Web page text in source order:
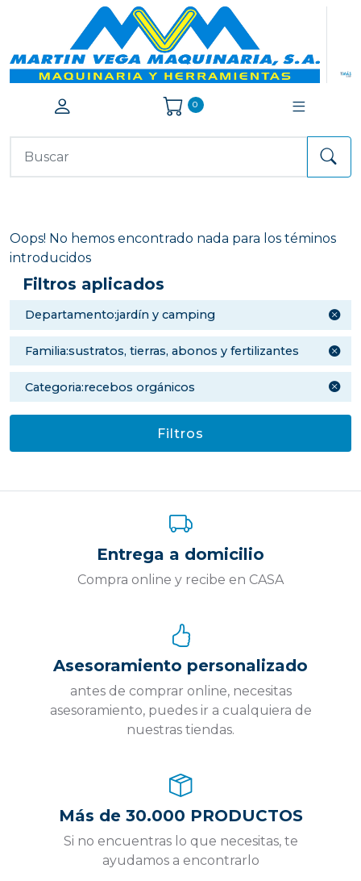
0
Oops! No hemos encontrado nada para los téminos
introducidos
Filtros aplicados
departamento:jardín y camping
familia:sustratos, tierras, abonos y fertilizantes
categoria:recebos orgánicos
Filtros
Entrega a domicilio
Compra online y recibe en CASA
Asesoramiento personalizado
antes de comprar online, necesitas
asesoramiento, puedes ir a cualquiera de
nuestras tiendas.
Más de 30.000 PRODUCTOS
Si no encuentras lo que necesitas, te
ayudamos a encontrarlo